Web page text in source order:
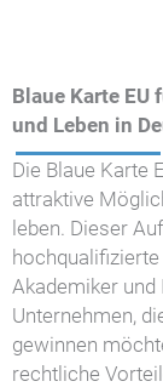
Blaue Karte
und Leben in
Die Blaue Karte
attraktive
leben. Dieser
Akademiker und
Unternehmen,
gewinnen
rechtliche